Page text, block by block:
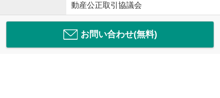
動産公正取引協議会
お問い合わせ(無料)